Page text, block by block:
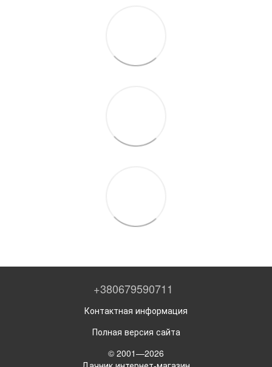
+380679590711
Контактная информация
Полная версия сайта
© 2001—2026